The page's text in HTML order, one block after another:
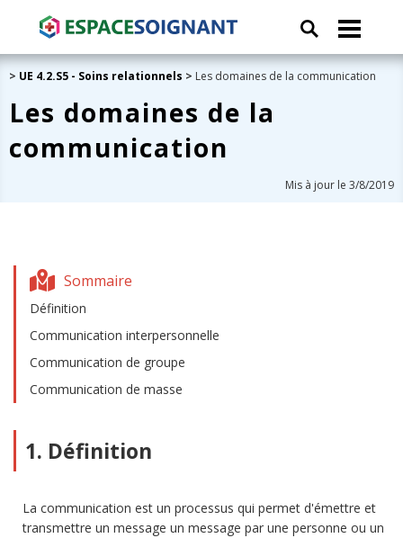
> UE 4.2.S5 - Soins relationnels > Les domaines de la communication
Les domaines de la
communication
Mis à jour le 3/8/2019
Sommaire
Définition
Communication interpersonnelle
Communication de groupe
Communication de masse
1. Définition
La communication est un processus qui permet d'émettre et
transmettre un message un message par une personne ou un